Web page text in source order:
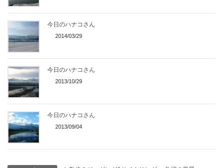
今日のハナコさん
2014/03/29
今日のハナコさん
2013/10/29
今日のハナコさん
2013/09/04